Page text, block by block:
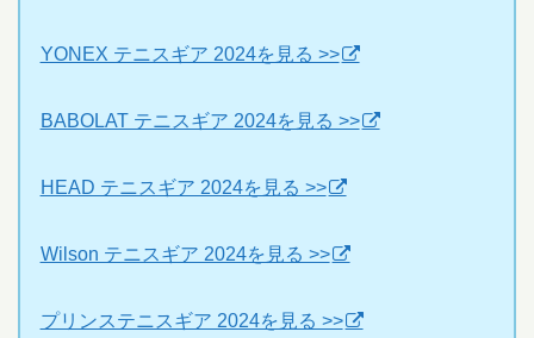
YONEX テニスギア 2024を見る >>
BABOLAT テニスギア 2024を見る >>
HEAD テニスギア 2024を見る >>
Wilson テニスギア 2024を見る >>
プリンステニスギア 2024を見る >>